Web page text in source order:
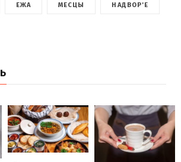
ЕЖА МЕСЦЫ НАДВОР'Е